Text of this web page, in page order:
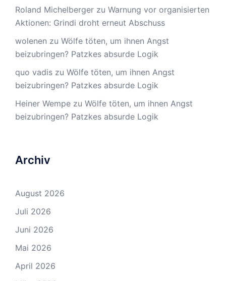
Roland Michelberger zu Warnung vor organisierten
Aktionen: Grindi droht erneut Abschuss
wolenen zu Wölfe töten, um ihnen Angst
beizubringen? Patzkes absurde Logik
quo vadis zu Wölfe töten, um ihnen Angst
beizubringen? Patzkes absurde Logik
Heiner Wempe zu Wölfe töten, um ihnen Angst
beizubringen? Patzkes absurde Logik
Archiv
August 2026
Juli 2026
Juni 2026
Mai 2026
April 2026